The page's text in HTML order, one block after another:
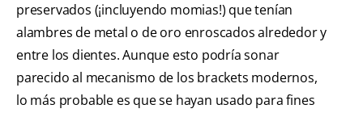
preservados (¡incluyendo momias!) que tenían
alambres de metal o de oro enroscados alrededor y
entre los dientes. Aunque esto podría sonar
parecido al mecanismo de los brackets modernos,
lo más probable es que se hayan usado para fines